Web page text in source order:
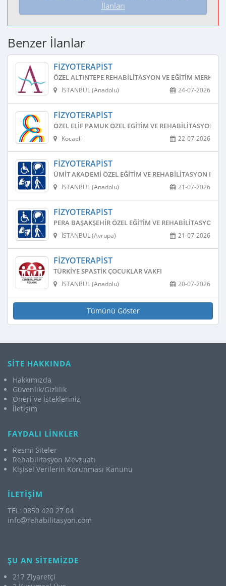
İlanları
Benzer İlanlar
FIZYOTERAPIST
ÖZEL ALTINTEPE REHABILITASYON VE EĞITIM MERKEZI
24-07-2026
İSTANBUL (Anadolu)
FIZYOTERAPIST
ÖZEL ELIF PAMUK ÖZEL EGITIM VE REHABILITASYON
22-07-2026
Kocaeli
FIZYOTERAPIST
ÜMIT AKADEMI ÖZEL EĞITIM VE REHABILITASYON
21-07-2026
İSTANBUL (Anadolu)
FIZYOTERAPIST
PERA BAŞAKŞEHIR ÖZEL EĞITIM VE REHABILITASYON
21-07-2026
İSTANBUL (Avrupa)
FIZYOTERAPIST
TÜRKIYE SPASTIK ÇOCUKLAR VAKFI
20-07-2026
İSTANBUL (Anadolu)
Tümünü Göster
SİTE HAKKINDA
Hakkımızda
Güvenlik/Gizlilik
Öneri ve İstekleriniz
İletişim
FAYDALI LİNKLER
Resmi Siteler
Rehabilitasyon Mevzuatı
Kişisel Verilerin Korunması Kanunu
İLETİŞİM
TEL: 0850 420 27 04
info
rehabilitasyon.com
ŞU AN SİTEMİZDE
217 Ziyaretçi